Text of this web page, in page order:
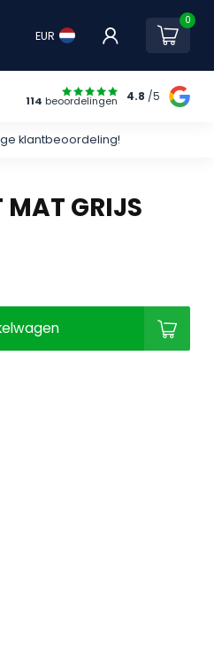
EUR
0
114 beoordelingen 4.8 /5
klantbeoordeling!
MAT GRIJS